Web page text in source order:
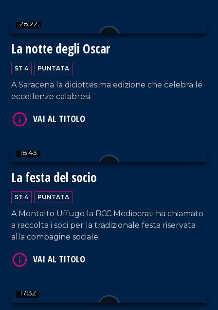
28:22
La notte degli Oscar
ST 4 PUNTATA
A Saracena la diciottesima edizione che celebra le
eccellenze calabresi.
18:43
La festa del socio
ST 4 PUNTATA
A Montalto Uffugo la BCC Mediocrati ha chiamato
a raccolta i soci per la tradizionale festa riservata
alla compagine sociale.
17:32
VAI AL TITOLO
VAI AL TITOLO